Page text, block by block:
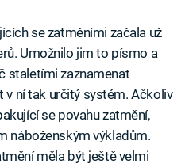
se zatměními začala už
Umožnilo jim to písmo a
staletími zaznamenat
v ní tak určitý systém. Ačkoliv
se povahu zatmění,
náboženským výkladům.
měla být ještě velmi